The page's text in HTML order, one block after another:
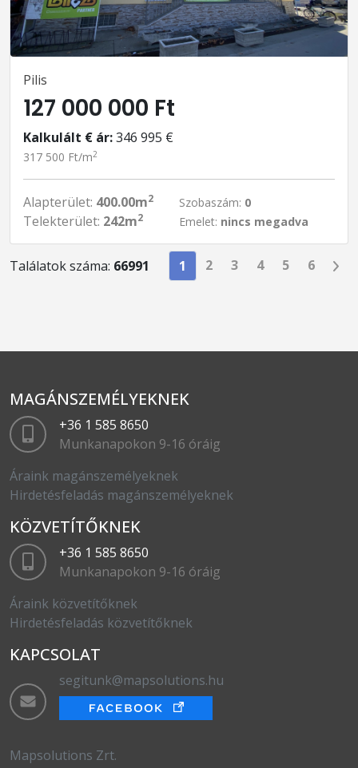
Pilis
127 000 000 Ft
Kalkulált € ár:346 995 €
317 500 Ft/m2
Alapterület: 400.00m2
Telekterület: 242m2
Szobaszám: 0
Emelet: nincs megadva
Találatok száma: 66991 1 2 3 4 5 6
MAGÁNSZEMÉLYEKNEK
+36 1 585 8650
Munkanapokon 9-16 óráig
Áraink magánszemélyeknek
Hirdetésfeladás magánszemélyeknek
KÖZVETÍTŐKNEK
+36 1 585 8650
Munkanapokon 9-16 óráig
Áraink közvetítőknek
Hirdetésfeladás közvetítőknek
KAPCSOLAT
segitunk@mapsolutions.hu
Mapsolutions Zrt.